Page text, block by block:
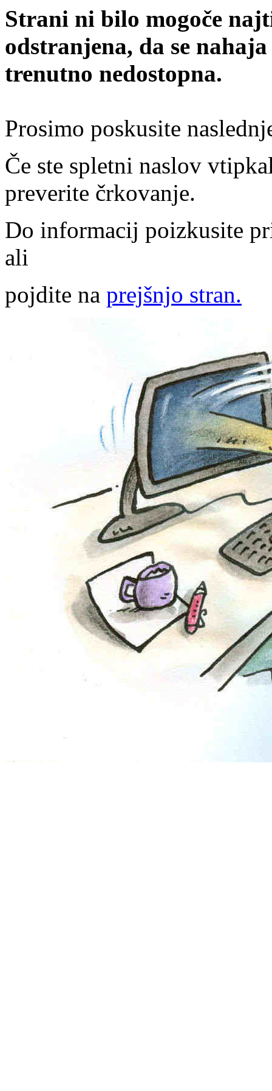
Strani ni bilo mogoče
odstranjena, da se
trenutno nedostopna.
Prosimo poskusite
Če ste spletni naslov
preverite črkovanje.
Do informacij poizkusite
ali
pojdite na prejšnjo stran.